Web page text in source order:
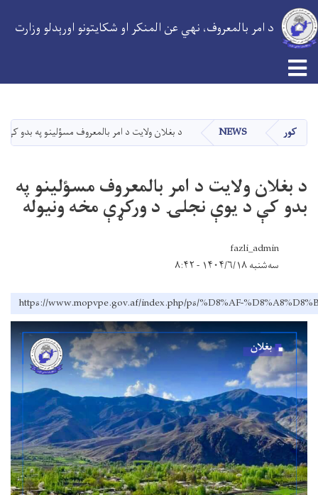
دانګل
د امر بالمعروف، نهي عن المنکر او شکایتونو اورېدلو وزارت
کور NEWS د بغلان ولایت د امر بالمعروف مسؤلینو په بدو
د بغلان ولایت د امر بالمعروف مسؤلینو په
بدو کې د یوې نجلۍ د ورکړې مخه ونیوله
fazli_admin
سه‌شنبه ۱۴۰۴/۶/۱۸ - ۸:۴۲
https://www.mopvpe.gov.af/index.php/ps/%D8%AF-